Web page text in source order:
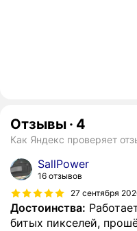
Отзывы · 4
Как Яндекс проверяет
SallPower
16 отзывов
27 сентября
Достоинства:
битых пикселей,